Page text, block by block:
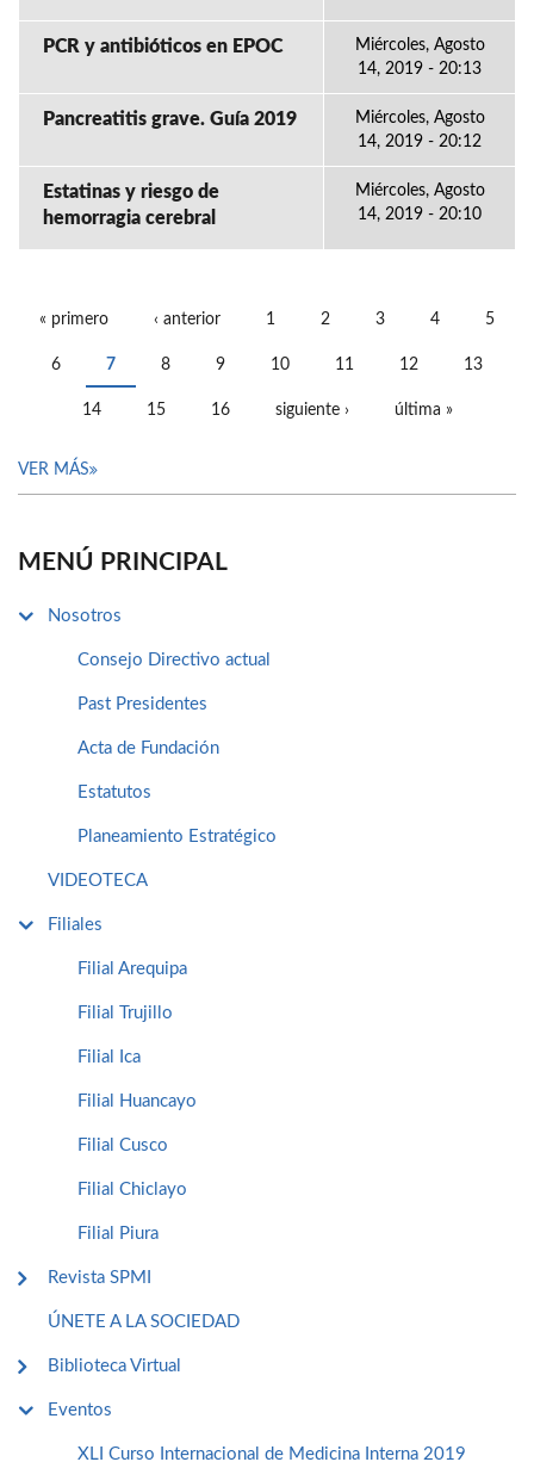
PCR y antibióticos en EPOC
Miércoles, Agosto
14, 2019 - 20:13
Pancreatitis grave. Guía 2019
Miércoles, Agosto
14, 2019 - 20:12
Estatinas y riesgo de
hemorragia cerebral
Miércoles, Agosto
14, 2019 - 20:10
« primero ‹ anterior 1 2 3 4 5
6 7 8 9 10 11 12 13
14 15 16 siguiente › última »
VER MÁS
MENÚ PRINCIPAL
Nosotros
Consejo Directivo actual
Past Presidentes
Acta de Fundación
Estatutos
Planeamiento Estratégico
VIDEOTECA
Filiales
Filial Arequipa
Filial Trujillo
Filial Ica
Filial Huancayo
Filial Cusco
Filial Chiclayo
Filial Piura
Revista SPMI
ÚNETE A LA SOCIEDAD
Biblioteca Virtual
Eventos
XLI Curso Internacional de Medicina Interna 2019